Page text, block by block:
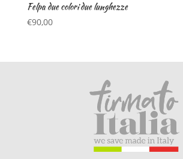
Felpa due colori due lunghezze
€90,00